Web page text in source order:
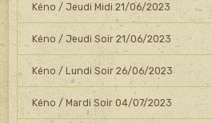
Kéno / Jeudi Midi 21/06/2023
Kéno / Jeudi Soir 21/06/2023
Kéno / Lundi Soir 26/06/2023
Kéno / Mardi Soir 04/07/2023